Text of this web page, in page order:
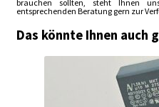
brauchen sollten, steht Ihnen
entsprechenden Beratung gern zur
Das könnte Ihnen auch